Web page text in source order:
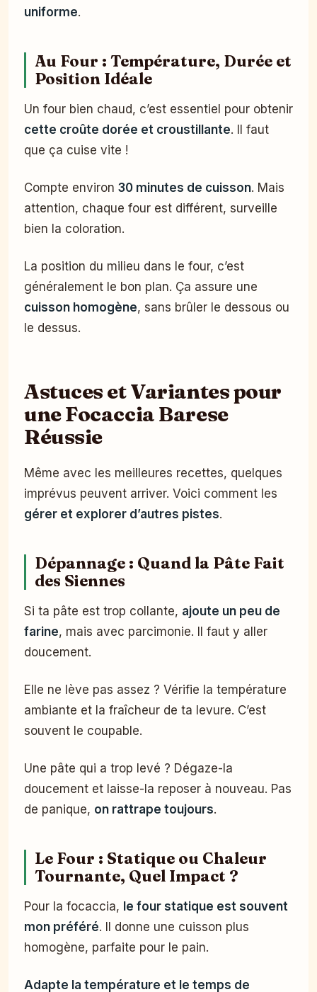
uniforme.
Au Four : Température, Durée et
Position Idéale
Un four bien chaud, c’est essentiel pour obtenir
cette croûte dorée et croustillante. Il faut
que ça cuise vite !
Compte environ 30 minutes de cuisson. Mais
attention, chaque four est différent, surveille
bien la coloration.
La position du milieu dans le four, c’est
généralement le bon plan. Ça assure une
cuisson homogène, sans brûler le dessous ou
le dessus.
Astuces et Variantes pour
une Focaccia Barese
Réussie
Même avec les meilleures recettes, quelques
imprévus peuvent arriver. Voici comment les
gérer et explorer d’autres pistes.
Dépannage : Quand la Pâte Fait
des Siennes
Si ta pâte est trop collante, ajoute un peu de
farine, mais avec parcimonie. Il faut y aller
doucement.
Elle ne lève pas assez ? Vérifie la température
ambiante et la fraîcheur de ta levure. C’est
souvent le coupable.
Une pâte qui a trop levé ? Dégaze-la
doucement et laisse-la reposer à nouveau. Pas
de panique, on rattrape toujours.
Le Four : Statique ou Chaleur
Tournante, Quel Impact ?
Pour la focaccia, le four statique est souvent
mon préféré. Il donne une cuisson plus
homogène, parfaite pour le pain.
Adapte la température et le temps de